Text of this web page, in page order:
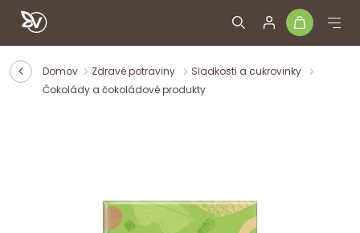
Domov Zdravé potraviny
Sladkosti a cukrovinky
Čokolády a čokoládové produkty